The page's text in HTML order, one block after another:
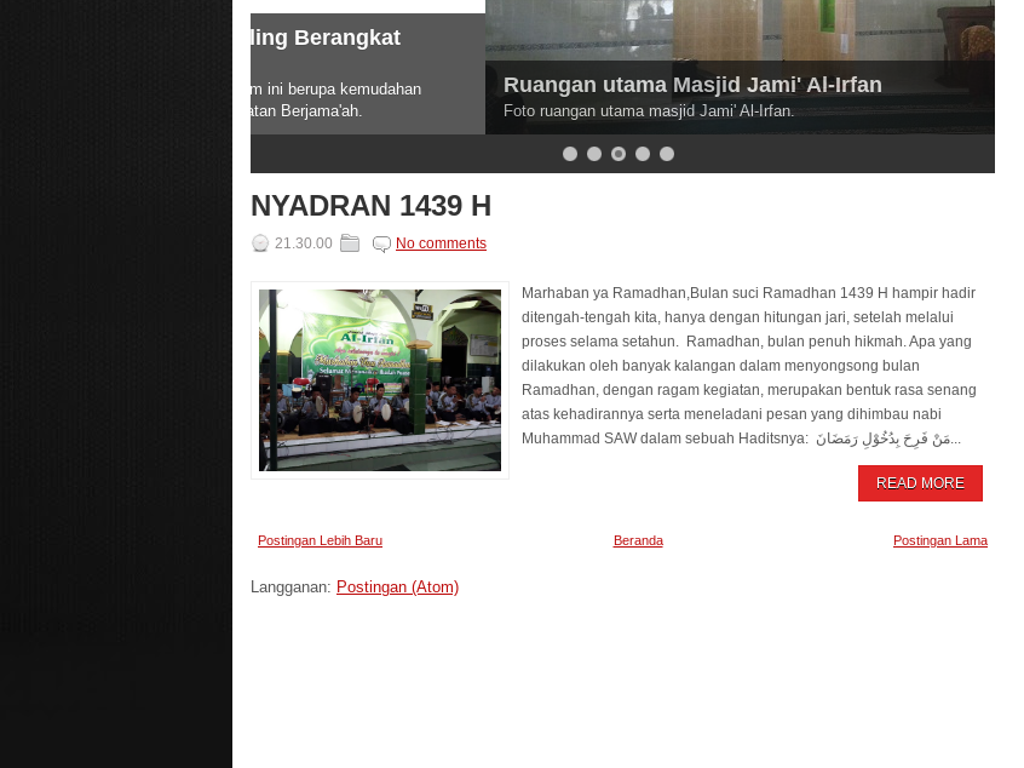
Ruangan utama Masjid Jami' Al-Irfan
Foto ruangan utama masjid Jami' Al-Irfan.
NYADRAN 1439 H
21.30.00 No comments
Marhaban ya Ramadhan,Bulan suci Ramadhan 1439 H hampir hadir
ditengah-tengah kita, hanya dengan hitungan jari, setelah melalui
proses selama setahun. Ramadhan, bulan penuh hikmah. Apa yang
dilakukan oleh banyak kalangan dalam menyongsong bulan
Ramadhan, dengan ragam kegiatan, merupakan bentuk rasa senang
atas kehadirannya serta meneladani pesan yang dihimbau nabi
Muhammad SAW dalam sebuah Haditsnya: مَنْ فَرِحَ بِدُخُوْلِ رَمَضَانَ...
READ MORE
Postingan Lebih Baru Postingan Lama
Beranda
Langganan: Postingan (Atom)